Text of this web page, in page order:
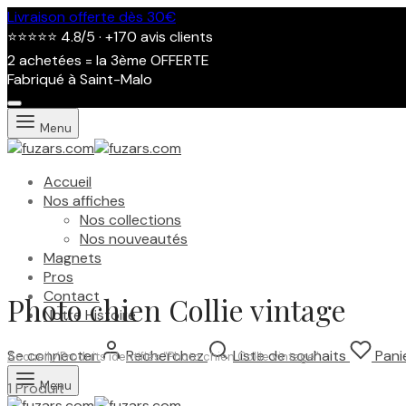
Livraison offerte dès 30€
⭐⭐⭐⭐⭐ 4.8/5 · +170 avis clients
2 achetées = la 3ème OFFERTE
Fabriqué à Saint-Malo
Menu
Accueil
Nos affiches
Nos collections
Nos nouveautés
Magnets
Pros
Contact
Notre Histoire
Se connecter Recherchez Liste de souhaits
Menu
Photo chien Collie vintage
Accueil/Produits identifiés “Photo chien Collie vintage”
1 Produit